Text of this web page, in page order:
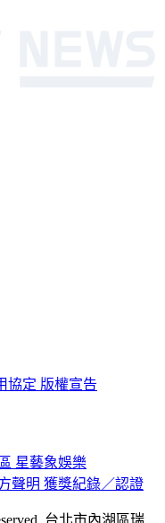
協定 版權宣告
星藝象娛樂
聲明 獲獎紀錄／認證
台北市內湖區瑞